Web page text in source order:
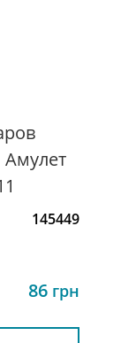
Амулет
145449
86 грн